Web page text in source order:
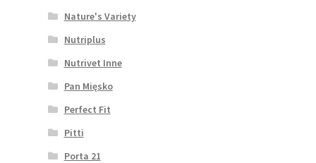
Nature's Variety
Nutriplus
Nutrivet Inne
Pan Mięsko
Perfect Fit
Pitti
Porta 21